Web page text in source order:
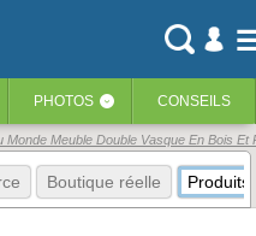
PHOTOS ‹ CONSEILS
Monde Meuble Double Vasque En Bois Et
Boutique réelle Produits